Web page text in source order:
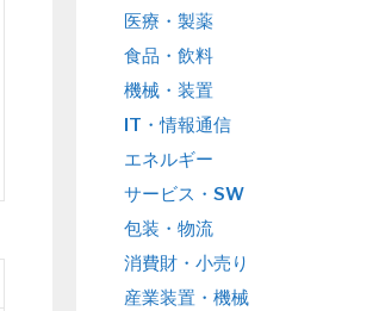
医療・製薬
食品・飲料
機械・装置
IT・情報通信
エネルギー
サービス・SW
包装・物流
消費財・小売り
産業装置・機械